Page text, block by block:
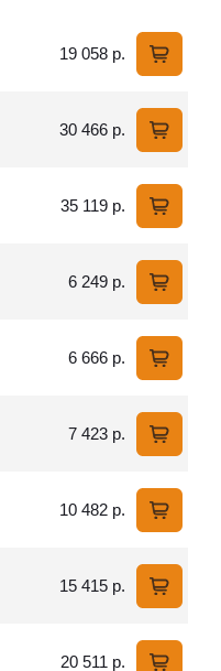
19 058 р.
30 466 р.
35 119 р.
6 249 р.
6 666 р.
7 423 р.
10 482 р.
15 415 р.
20 511 р.